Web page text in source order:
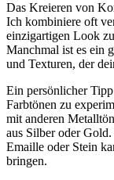
Das ​Kreieren von
Ich‌ kombiniere oft⁣
einzigartigen ⁣Look
Manchmal ist es ein​
und Texturen, der
Ein persönlicher⁣
Farbtönen‌ zu
​mit anderen
aus Silber⁢ oder⁣
Emaille oder Stein
bringen.